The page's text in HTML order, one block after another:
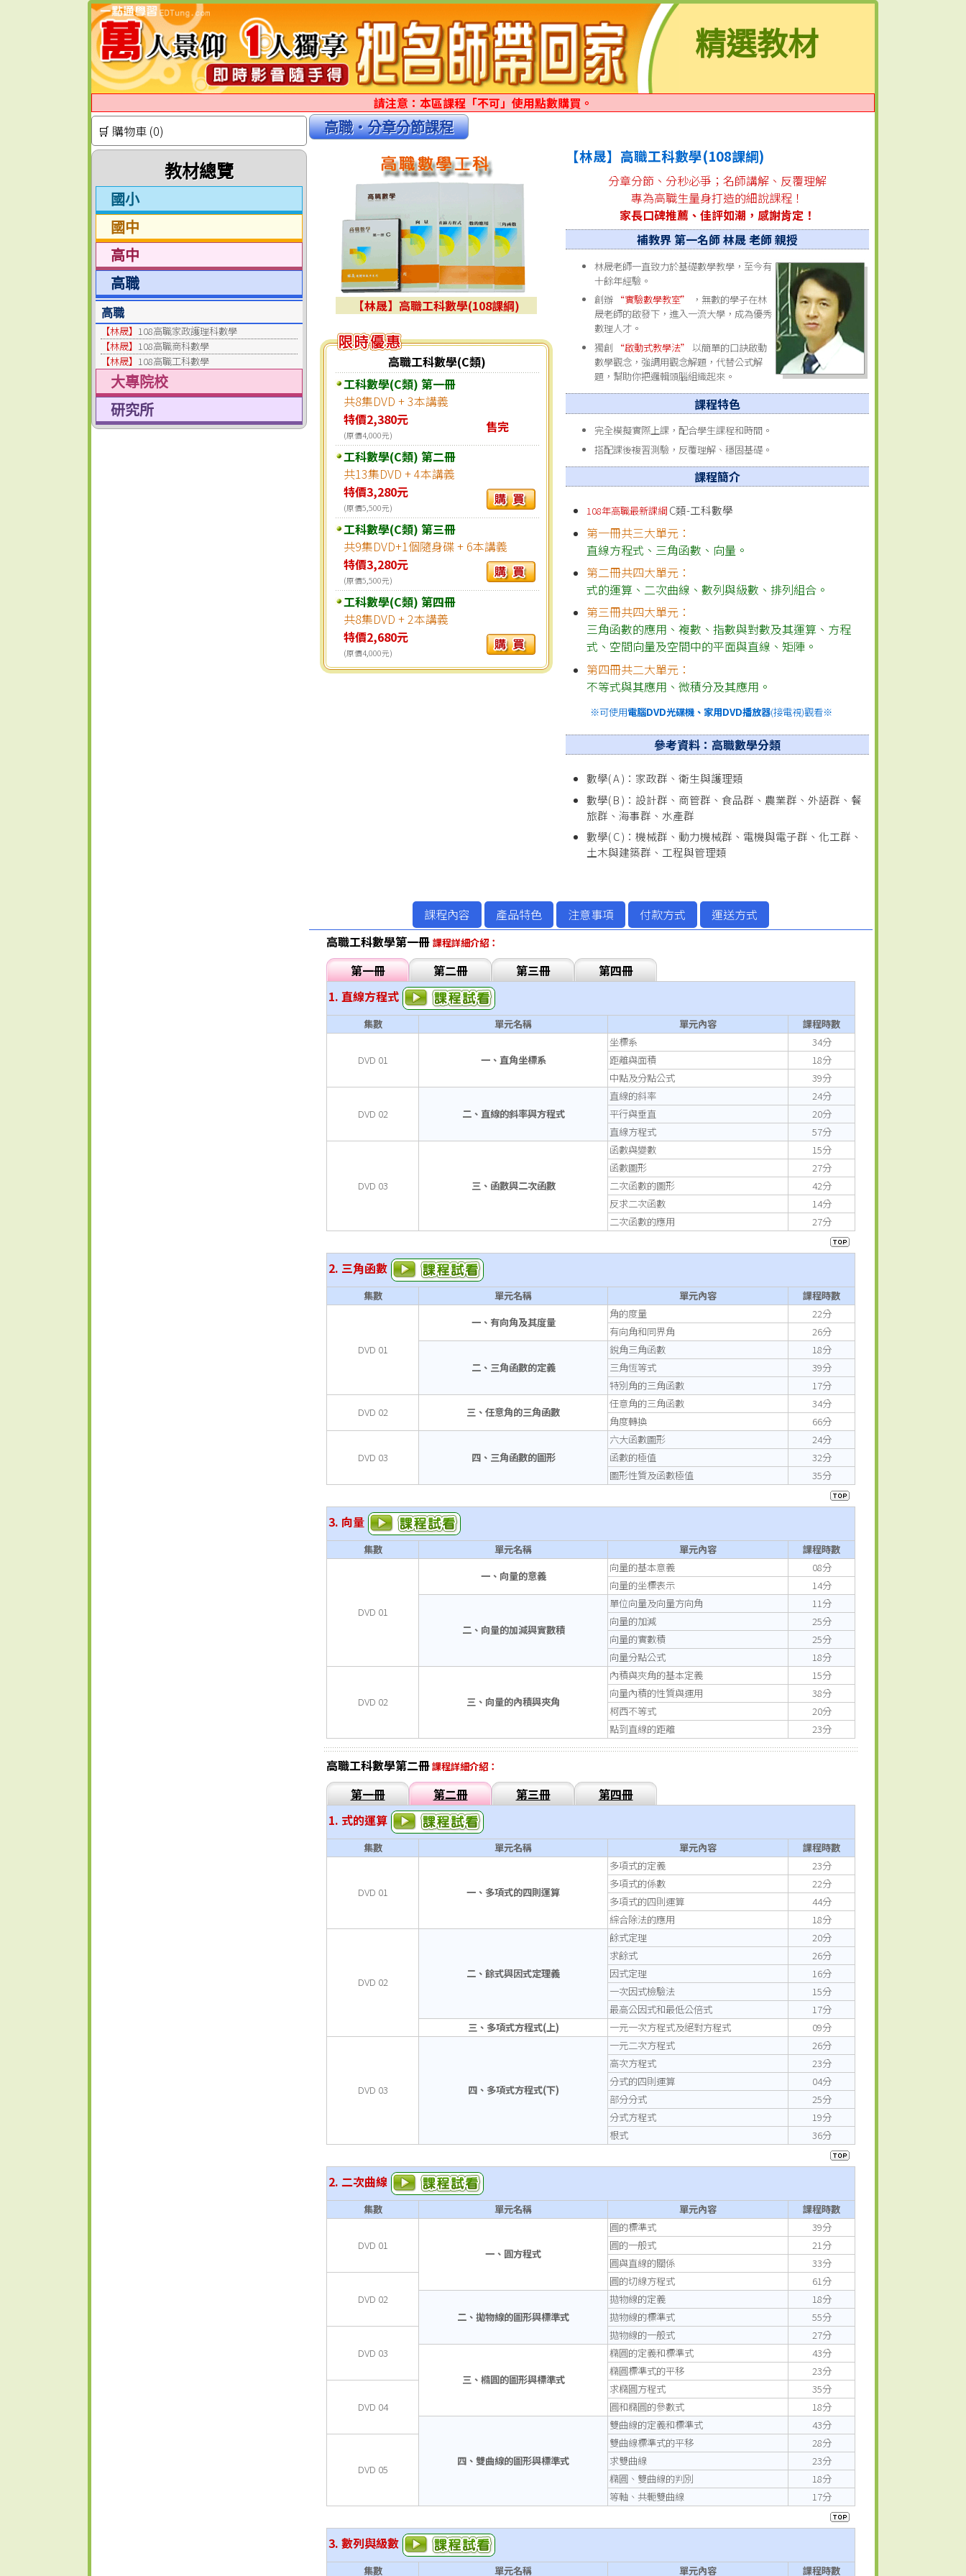
精選教材
請注意：本區課程「不可」使用點數購買。
🛒 購物車 (0)
教材總覽
國小
國中
高中
高職
高職
【林晟】 108高職家政護理科數學
【林晟】 108高職商科數學
【林晟】 108高職工科數學
大專院校
研究所
高職‧分章分節課程
【林晟】高職工科數學(108課綱)
高職工科數學(C類)
工科數學(C類) 第一冊
共8集DVD + 3本講義
特價2,380元
(原價4,000元)
售完
工科數學(C類) 第二冊
共13集DVD + 4本講義
特價3,280元
(原價5,500元)
工科數學(C類) 第三冊
共9集DVD+1個隨身碟 + 6本講義
特價3,280元
(原價5,500元)
工科數學(C類) 第四冊
共8集DVD + 2本講義
特價2,680元
(原價4,000元)
【林晟】高職工科數學(108課綱)
分章分節、分秒必爭；名師講解、反覆理解
專為高職生量身打造的細說課程！
家長口碑推薦、佳評如潮，感謝肯定！
補教界 第一名師林晟老師 親授
林晟老師一直致力於基礎數學教學，至今有
十餘年經驗。
創辦 “實驗數學教室”
，無數的學子在林
晟老師的啟發下，進入一流大學，成為優秀
數理人才。
獨創
“啟動式教學法” 以簡單的口訣啟動
數學觀念，強調用觀念解題，代替公式解
題，幫助你把邏輯頭腦組織起來。
課程特色
完全模擬實際上課，配合學生課程和時間。
搭配課後複習測驗，反覆理解、穩固基礎。
課程簡介
108年高職最新課綱 C類-工科數學
第一冊共三大單元：
直線方程式 、 三角函數 、 向量 。
第二冊共四大單元：
式的運算 、 二次曲線 、數列與級數 、排列組合 。
第三冊共四大單元：
三角函數的應用 、複數 、指數與對數及其運算 、 方程
式 、 空間向量及空間中的平面與直線 、矩陣 。
第四冊共二大單元：
不等式與其應用 、微積分及其應用 。
※可使用電腦DVD光碟機、家用DVD播放器(接電視)觀看※
參考資料：高職數學分類
數學( A )：家政群、衛生與護理類
數學( B )：設計群、商管群、食品群、農業群、外語群、餐
旅群、海事群、水產群
數學( C )：機械群、動力機械群、電機與電子群、化工群、
土木與建築群、工程與管理類
課程內容 產品特色 注意事項 付款方式
運送方式
高職工科數學第一冊 課程詳細介紹：
第一冊 第二冊 第三冊
第四冊
1. 直線方程式
集數 單元名稱 單元內容 課程時數
DVD 01 一、直角坐標系
坐標系
34分
距離與面積
18分
中點及分點公式
39分
DVD 02 二、直線的斜率與方程式
直線的斜率
24分
平行與垂直
20分
直線方程式
57分
DVD 03 三、函數與二次函數
函數與變數
15分
函數圖形
27分
二次函數的圖形
42分
反求二次函數
14分
二次函數的應用
27分
2. 三角函數
集數 單元名稱 單元內容 課程時數
DVD 01
一、有向角及其度量
角的度量
22分
有向角和同界角
26分
二、三角函數的定義
銳角三角函數
18分
三角恆等式
39分
特別角的三角函數
17分
DVD 02
三、任意角的三角函數
任意角的三角函數
34分
角度轉換
66分
DVD 03 四、三角函數的圖形
六大函數圖形
24分
函數的極值
32分
圖形性質及函數極值
35分
3. 向量
集數 單元名稱 單元內容 課程時數
DVD 01
一、向量的意義
向量的基本意義
08分
向量的坐標表示
14分
二、向量的加減與實數積
單位向量及向量方向角
11分
向量的加減
25分
向量的實數積
25分
向量分點公式
18分
DVD 02 三、向量的內積與夾角
內積與夾角的基本定義
15分
向量內積的性質與運用
38分
柯西不等式
20分
點到直線的距離
23分
高職工科數學第二冊課程詳細介紹：
第一冊 第二冊 第三冊
第四冊
1. 式的運算
集數 單元名稱 單元內容 課程時數
DVD 01 一、多項式的四則運算
多項式的定義
23分
多項式的係數
22分
多項式的四則運算
44分
綜合除法的應用
18分
DVD 02
二、餘式與因式定理義
餘式定理
20分
求餘式
26分
因式定理
16分
一次因式檢驗法
15分
最高公因式和最低公倍式
17分
三、多項式方程式(上)
一元一次方程式及絕對方程式 09分
DVD 03 四、多項式方程式(下)
一元二次方程式
26分
高次方程式
23分
分式的四則運算
04分
部分分式
25分
分式方程式
19分
根式
36分
2. 二次曲線
集數 單元名稱 單元內容 課程時數
DVD 01
一、圓方程式
圓的標準式
39分
圓的一般式
21分
圓與直線的關係
33分
DVD 02
圓的切線方程式 61分
二、拋物線的圖形與標準式
拋物線的定義
18分
拋物線的標準式
55分
DVD 03
拋物線的一般式 27分
三、橢圓的圖形與標準式
橢圓的定義和標準式
43分
橢圓標準式的平移
23分
DVD 04
求橢圓方程式
35分
圓和橢圓的參數式
18分
四、雙曲線的圖形與標準式
雙曲線的定義和標準式 43分
DVD 05
雙曲線標準式的平移
28分
求雙曲線
23分
橢圓、雙曲線的判別
18分
等軸、共軛雙曲線
17分
3. 數列與級數
集數 單元名稱 單元內容 課程時數